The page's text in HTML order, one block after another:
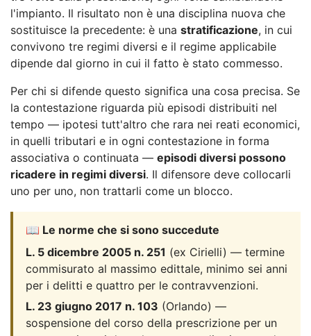
l'impianto. Il risultato non è una disciplina nuova che
sostituisce la precedente: è una stratificazione, in cui
convivono tre regimi diversi e il regime applicabile
dipende dal giorno in cui il fatto è stato commesso.
Per chi si difende questo significa una cosa precisa. Se
la contestazione riguarda più episodi distribuiti nel
tempo — ipotesi tutt'altro che rara nei reati economici,
in quelli tributari e in ogni contestazione in forma
associativa o continuata — episodi diversi possono
ricadere in regimi diversi. Il difensore deve collocarli
uno per uno, non trattarli come un blocco.
📖 Le norme che si sono succedute
L. 5 dicembre 2005 n. 251 (ex Cirielli) — termine
commisurato al massimo edittale, minimo sei anni
per i delitti e quattro per le contravvenzioni.
L. 23 giugno 2017 n. 103 (Orlando) —
sospensione del corso della prescrizione per un